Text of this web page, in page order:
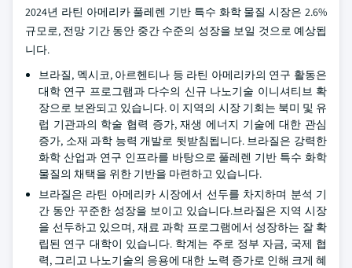
2024년 라틴 아메리카 풀레렌 기반 특수 화학 물질 시장은 2.6%
규모로, 전망 기간 동안 중간 수준의 성장을 보일 것으로 예상됩
니다.
브라질, 멕시코, 아르헨티나 등 라틴 아메리카의 연구 활동은
대학 연구 프로그램과 다수의 신규 나노기술 이니셔티브 확
장으로 보완되고 있습니다. 이 지역의 시장 기회는 북미 및 유
럽 기관과의 학술 협력 증가, 재생 에너지 기술에 대한 관심
증가, 소재 과학 능력 개발로 뒷받침됩니다. 브라질은 강력한
화학 산업과 연구 인프라를 바탕으로 풀레렌 기반 특수 화학
물질의 채택을 위한 기반을 마련하고 있습니다.
브라질은 라틴 아메리카 시장에서 선두를 차지하며 분석 기
간 동안 꾸준한 성장을 보이고 있습니다.브라질은 지역 시장
을 선두하고 있으며, 재료 과학 프로그램에서 성장하는 잘 확
립된 연구 대학이 있습니다. 학계는 주로 정부 자금, 국제 협
력, 그리고 나노기술의 응용에 대한 노력 증가로 인해 크게 혜